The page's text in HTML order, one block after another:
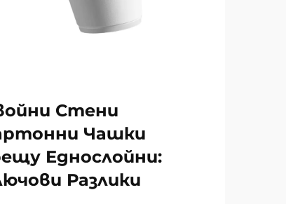
Стени
Чашки
Еднослойни:
Разлики